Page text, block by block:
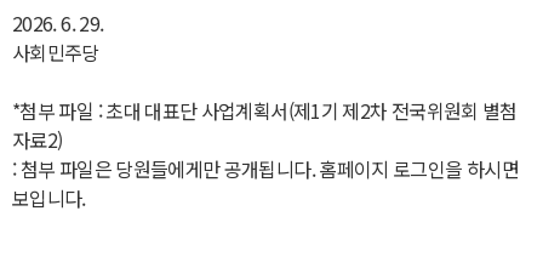
2026. 6. 29.
사회민주당
*첨부 파일 : 초대 대표단 사업계획서(제1기 제2차 전국위원회 별첨
자료2)
: 첨부 파일은 당원들에게만 공개됩니다. 홈페이지 로그인을 하시면
보입니다.